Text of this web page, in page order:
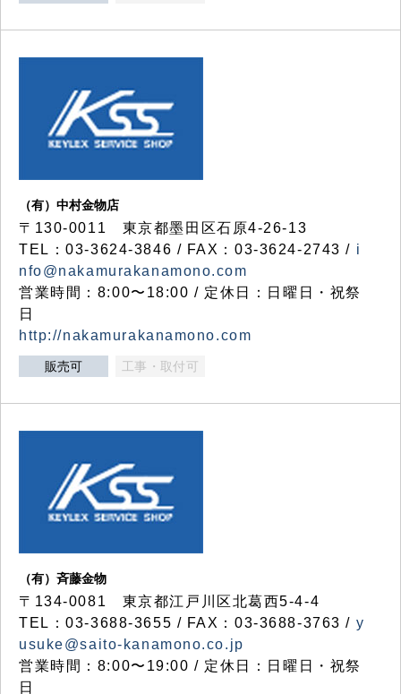
（有）中村金物店
〒130-0011 東京都墨田区石原4-26-13
TEL：03-3624-3846 / FAX：03-3624-2743 / i
nfo@nakamurakanamono.com
営業時間：8:00〜18:00 / 定休日：日曜日・祝祭
日
http://nakamurakanamono.com
販売可 工事・取付可
（有）斉藤金物
〒134-0081 東京都江戸川区北葛西5-4-4
TEL：03-3688-3655 / FAX：03-3688-3763 / y
usuke@saito-kanamono.co.jp
営業時間：8:00〜19:00 / 定休日：日曜日・祝祭
日